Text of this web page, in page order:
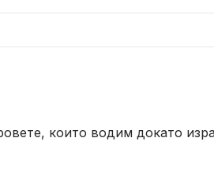
които водим докато